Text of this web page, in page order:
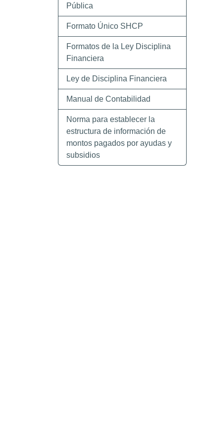
Pública
Formato Único SHCP
Formatos de la Ley Disciplina
Financiera
Ley de Disciplina Financiera
Manual de Contabilidad
Norma para establecer la
estructura de información de
montos pagados por ayudas y
subsidios